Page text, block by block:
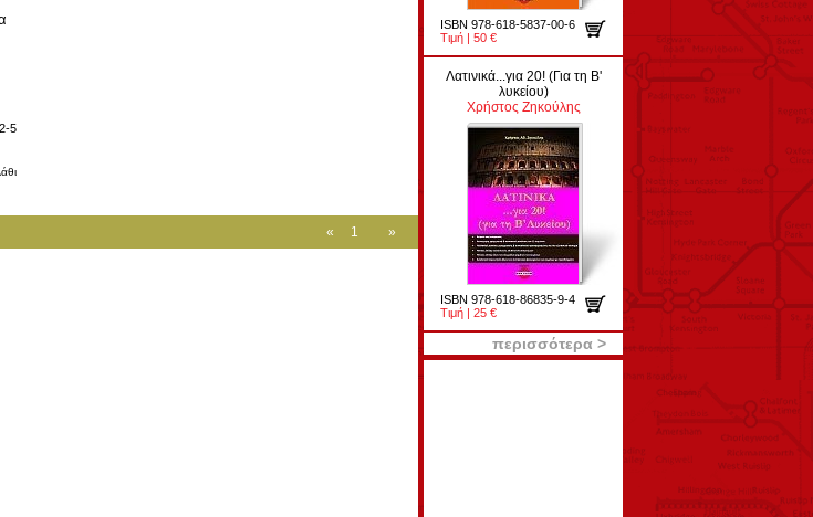
5
« 1 »
ISBN 978-618-5837-00-6
Τιμή | 50 €
Λατινικά...για 20! (Για τη Β'
λυκείου)
Χρήστος Ζηκούλης
ISBN 978-618-86835-9-4
Τιμή | 25 €
περισσότερα >